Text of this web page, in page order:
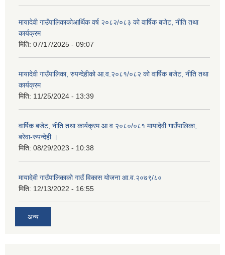
मायादेवी गाउँपालिकाकोआर्थिक वर्ष २०८२/०८३ को वार्षिक बजेट, नीति तथा
कार्यक्रम
मिति: 07/17/2025 - 09:07
मायादेवी गाउँपालिका, रुपन्देहीको आ.व.२०८१/०८२ को वार्षिक बजेट, नीति तथा
कार्यक्रम
मिति: 11/25/2024 - 13:39
वार्षिक बजेट, नीति तथा कार्यक्रम आ.व.२०८०/०८१ मायादेवी गाउँपालिका,
बरेवा-रुपन्देही ।
मिति: 08/29/2023 - 10:38
मायादेवी गाउँपालिकाको गाउँ विकास योजना आ.व.२०७९/८०
मिति: 12/13/2022 - 16:55
अन्य